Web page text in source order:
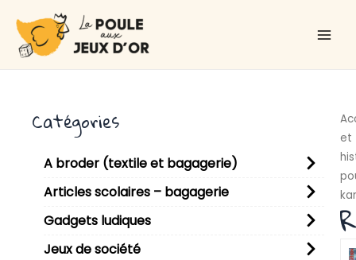
contenu
Catégories
A broder (textile et bagagerie)
Articles scolaires – bagagerie
Gadgets ludiques
Jeux de société
et